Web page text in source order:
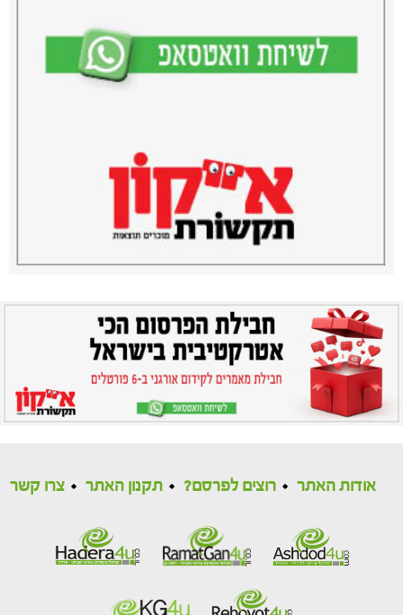
אודות האתר רוצים לפרסם? תקנון האתר צרו קשר